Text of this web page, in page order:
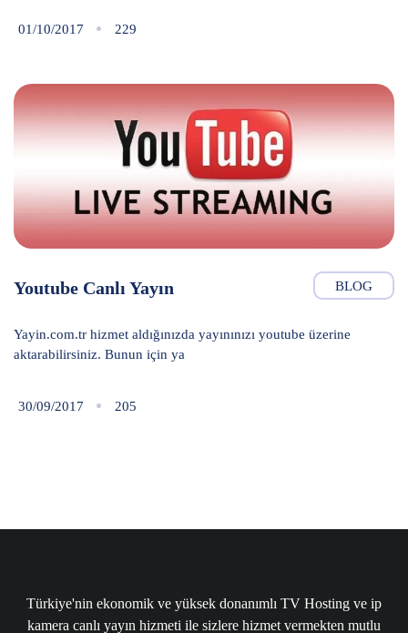
01/10/2017 229
BLOG
Youtube Canlı Yayın
Yayin.com.tr hizmet aldığınızda yayınınızı youtube üzerine
aktarabilirsiniz. Bunun için ya
30/09/2017 205
Türkiye'nin ekonomik ve yüksek donanımlı TV Hosting ve ip
kamera canlı yayın hizmeti ile sizlere hizmet vermekten mutlu